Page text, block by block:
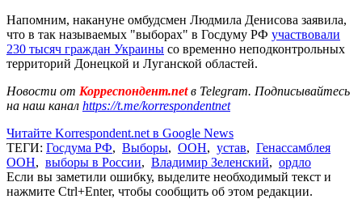
Напомним, накануне омбудсмен Людмила Денисова заявила,
что в так называемых "выборах" в Госдуму РФ участвовали
230 тысяч граждан Украины со временно неподконтрольных
территорий Донецкой и Луганской областей.
Новости от Корреспондент.netв Telegram. Подписывайтесь
на наш канал https://t.me/korrespondentnet
Читайте Korrespondent.net в Google News
ТЕГИ: Госдума РФ, Выборы, ООН, устав, Генассамблея
ООН, выборы в России, Владимир Зеленский, ордло
Если вы заметили ошибку, выделите необходимый текст и
нажмите Ctrl+Enter, чтобы сообщить об этом редакции.